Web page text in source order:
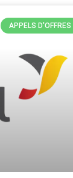
APPELS D'OFFRES